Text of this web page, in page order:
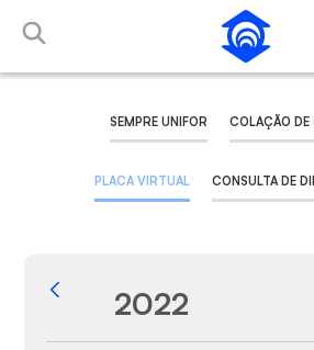
Pular para o Conteúdo principal
SEMPRE UNIFOR COLAÇÃO DE
PLACA VIRTUAL CONSULTA DE
Voltar
2022